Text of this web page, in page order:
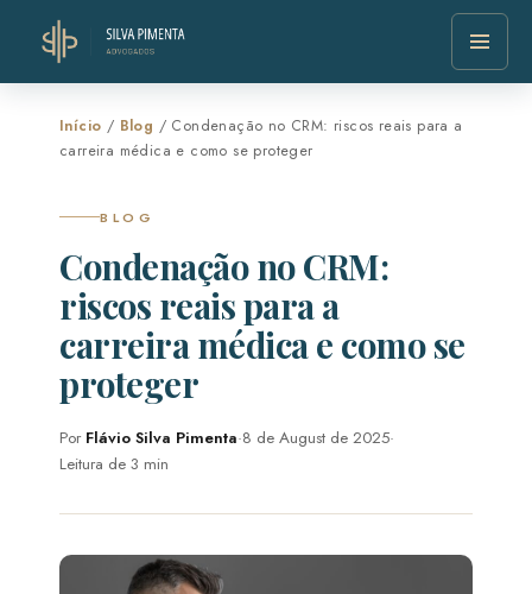
Início / Blog / Condenação no CRM: riscos reais para a
carreira médica e como se proteger
BLOG
Condenação no CRM:
riscos reais para a
carreira médica e como se
proteger
Por Flávio Silva Pimenta·8 de August de 2025·
Leitura de 3 min